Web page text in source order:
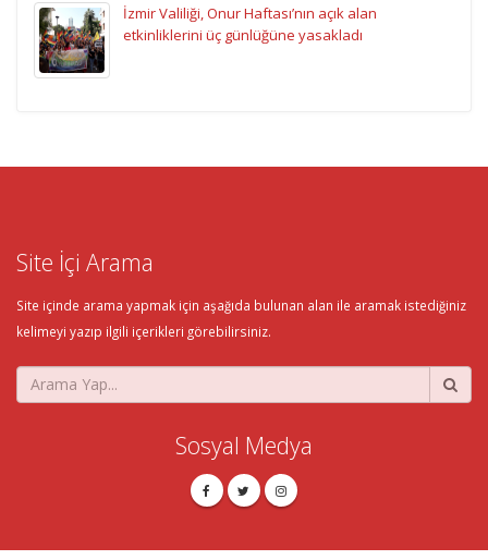
İzmir Valiliği, Onur Haftası’nın açık alan
etkinliklerini üç günlüğüne yasakladı
Site İçi Arama
Site içinde arama yapmak için aşağıda bulunan alan ile aramak istediğiniz
kelimeyi yazıp ilgili içerikleri görebilirsiniz.
Sosyal Medya